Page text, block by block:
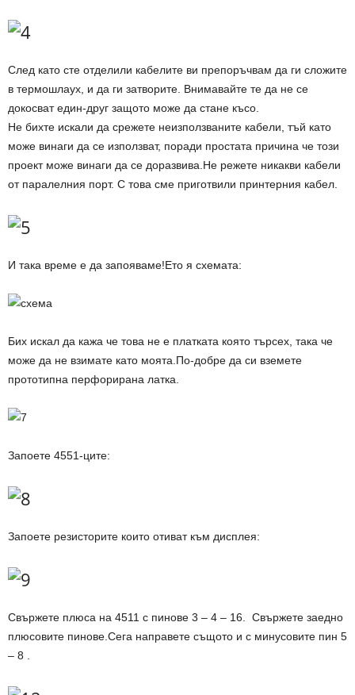
След като сте отделили кабелите ви препоръчвам да ги сложите
в термошлаух, и да ги затворите. Внимавайте те да не се
докосват един-друг защото може да стане късо.
Не бихте искали да срежете неизползваните кабели, тъй като
може винаги да се използват, поради простата причина че този
проект може винаги да се доразвива.Не режете никакви кабели
от паралелния порт. С това сме приготвили принтерния кабел.
И така време е да запояваме!Ето я схемата:
Бих искал да кажа че това не е платката която търсех, така че
може да не взимате като моята.По-добре да си вземете
прототипна перфорирана латка.
Запоете 4551-ците:
Запоете резисторите които отиват към дисплея:
Свържете плюса на 4511 с пинове 3 – 4 – 16. Свържете заедно
плюсовите пинове.Сега направете същото и с минусовите пин 5
– 8 .